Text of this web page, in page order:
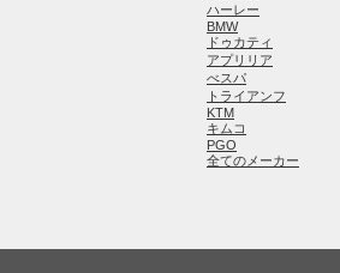
ハーレー
BMW
ドゥカティ
アプリリア
べスパ
トライアンフ
KTM
キムコ
PGO
全てのメーカー